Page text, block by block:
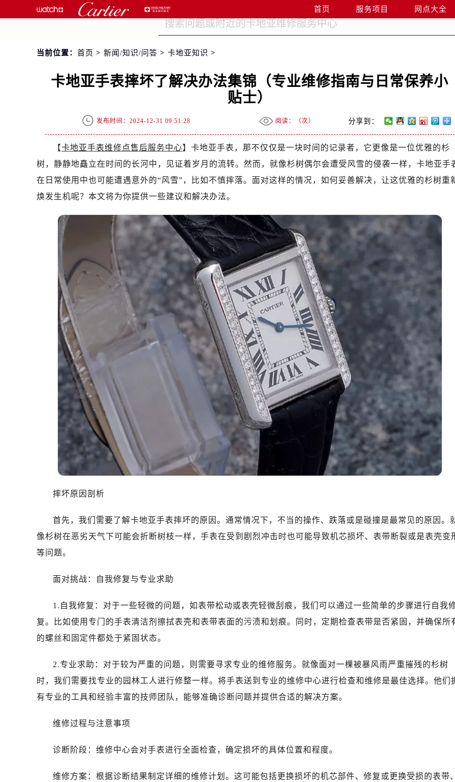
首页 服务项目 网点大全
当前位置： 首页 > 新闻/知识/问答 > 卡地亚知识 >
卡地亚手表摔坏了解决办法集锦（专业维修指南与日常保养小
贴士）
发布时间：2024-12-31 09:51:28 阅读：（次） 分享到：
【卡地亚手表维修点售后服务中心】卡地亚手表，那不仅仅是一块时间的记录者，它更像是一位优雅的杉
树，静静地矗立在时间的长河中，见证着岁月的流转。然而，就像杉树偶尔会遭受风雪的侵袭一样，卡地亚手
在日常使用中也可能遭遇意外的“风雪”，比如不慎摔落。面对这样的情况，如何妥善解决，让这优雅的杉树重
焕发生机呢？本文将为你提供一些建议和解决办法。
摔坏原因剖析
首先，我们需要了解卡地亚手表摔坏的原因。通常情况下，不当的操作、跌落或是碰撞是最常见的原因。
像杉树在恶劣天气下可能会折断树枝一样，手表在受到剧烈冲击时也可能导致机芯损坏、表带断裂或是表壳变
等问题。
面对挑战：自我修复与专业求助
1.自我修复：对于一些轻微的问题，如表带松动或表壳轻微刮痕，我们可以通过一些简单的步骤进行自我
复。比如使用专门的手表清洁剂擦拭表壳和表带表面的污渍和划痕。同时，定期检查表带是否紧固，并确保所
的螺丝和固定件都处于紧固状态。
2.专业求助：对于较为严重的问题，则需要寻求专业的维修服务。就像面对一棵被暴风雨严重摧残的杉树
时，我们需要找专业的园林工人进行修整一样。将手表送到专业的维修中心进行检查和维修是最佳选择。他们
有专业的工具和经验丰富的技师团队，能够准确诊断问题并提供合适的解决方案。
维修过程与注意事项
诊断阶段：维修中心会对手表进行全面检查，确定损坏的具体位置和程度。
维修方案：根据诊断结果制定详细的维修计划。这可能包括更换损坏的机芯部件、修复或更换受损的表带